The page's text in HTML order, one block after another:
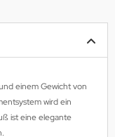
einem Gewicht von
wird ein
ist eine elegante